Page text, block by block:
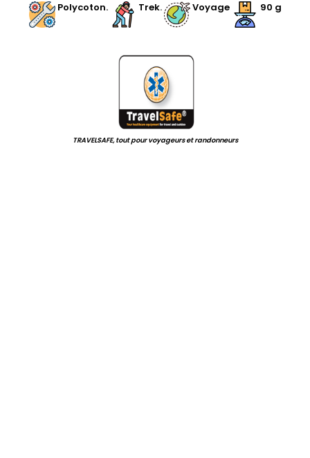
. Polycoton. Trek. .Voyage 90 g
TRAVELSAFE, tout pour voyageurs et randonneurs